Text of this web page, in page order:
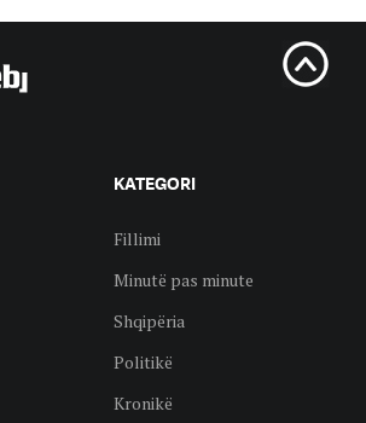
KATEGORI
Fillimi
Minutë pas minute
Shqipëria
Politikë
Kronikë